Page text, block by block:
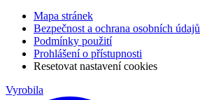
Mapa stránek
Bezpečnost a ochrana osobních údajů
Podmínky použití
Prohlášení o přístupnosti
Resetovat nastavení cookies
Vyrobila